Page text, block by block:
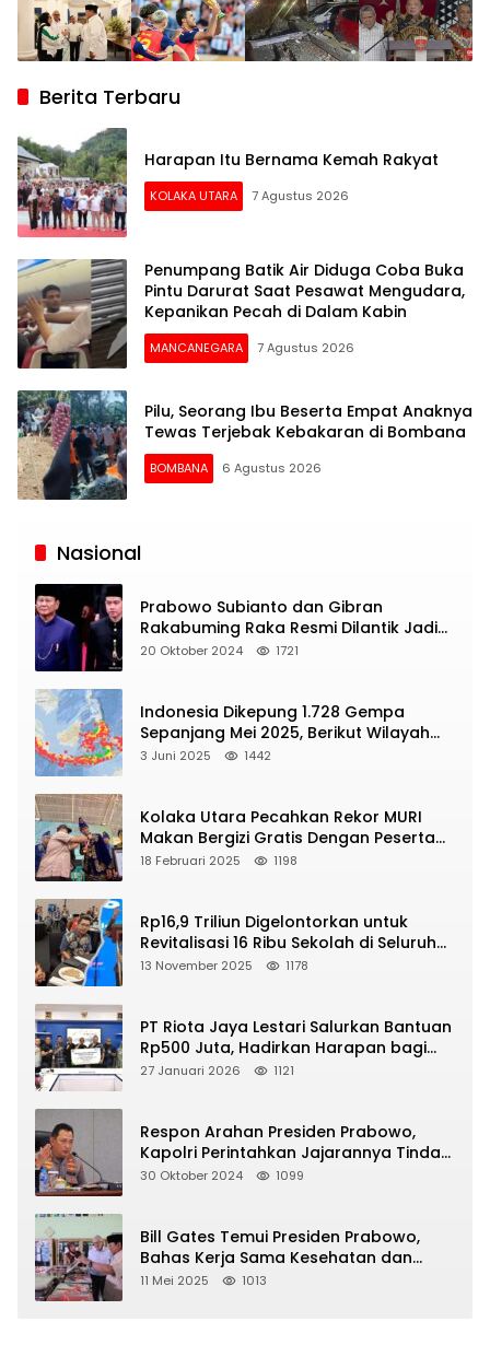
Berita Terbaru
Harapan Itu Bernama Kemah Rakyat
KOLAKA UTARA 7 Agustus 2026
Penumpang Batik Air Diduga Coba Buka
Pintu Darurat Saat Pesawat Mengudara,
Kepanikan Pecah di Dalam Kabin
MANCANEGARA 7 Agustus 2026
Pilu, Seorang Ibu Beserta Empat Anaknya
Tewas Terjebak Kebakaran di Bombana
BOMBANA 6 Agustus 2026
Siaran
Nasional
Prabowo Subianto dan Gibran
Rakabuming Raka Resmi Dilantik Jadi
Presiden dan Wapres RI
20 Oktober 2024 1721
Indonesia Dikepung 1.728 Gempa
Sepanjang Mei 2025, Berikut Wilayah
Yang Intens Diguncang!
3 Juni 2025 1442
Kolaka Utara Pecahkan Rekor MURI
Makan Bergizi Gratis Dengan Peserta
Terbanyak
18 Februari 2025 1198
Rp16,9 Triliun Digelontorkan untuk
Revitalisasi 16 Ribu Sekolah di Seluruh
Indonesia
13 November 2025 1178
PT Riota Jaya Lestari Salurkan Bantuan
Rp500 Juta, Hadirkan Harapan bagi
Korban Bencana di Sumatera
27 Januari 2026 1121
Respon Arahan Presiden Prabowo,
Kapolri Perintahkan Jajarannya Tindak
Tegas Pelaku Judi Online
30 Oktober 2024 1099
Bill Gates Temui Presiden Prabowo,
Bahas Kerja Sama Kesehatan dan
Program Makan Bergizi Gratis
11 Mei 2025 1013